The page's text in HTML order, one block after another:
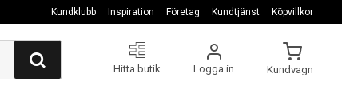
Kundklubb Inspiration Företag Kundtjänst Köpvillkor
Hitta butik Logga in Kundvagn